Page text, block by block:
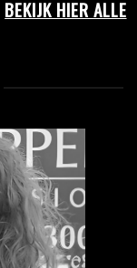
BEKIJK HIER ALLE